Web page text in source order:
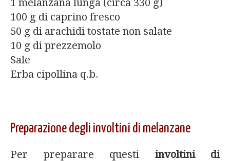
100 g di caprino fresco
50 g di arachidi tostate non salate
10 g di prezzemolo
Sale
Erba cipollina q.b.
Preparazione degli involtini di melanzane
Per preparare questi involtini di